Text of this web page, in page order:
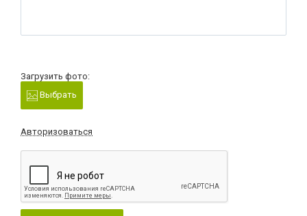
Загрузить фото:
Выбрать
Авторизоваться